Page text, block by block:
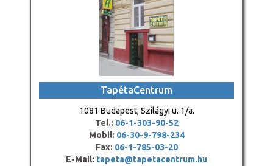
TapétaCentrum
1081 Budapest, Szilágyi u. 1/a.
Tel.: 06-1-303-90-52
Mobil: 06-30-9-798-234
Fax: 06-1-785-03-20
E-Mail: tapeta@tapetacentrum.hu